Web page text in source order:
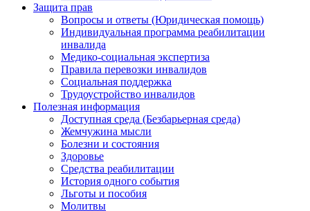
Защита прав
Вопросы и ответы (Юридическая помощь)
Индивидуальная программа реабилитации
инвалида
Медико-социальная экспертиза
Правила перевозки инвалидов
Социальная поддержка
Трудоустройство инвалидов
Полезная информация
Доступная среда (Безбарьерная среда)
Жемчужина мысли
Болезни и состояния
Здоровье
Средства реабилитации
История одного события
Льготы и пособия
Молитвы